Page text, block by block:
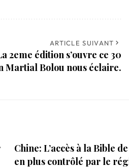
ARTICLE SUIVANT
2eme édition s’ouvre ce 30
Martial Bolou nous éclaire.
Chine: L’accès à la Bible
en plus contrôlé par le